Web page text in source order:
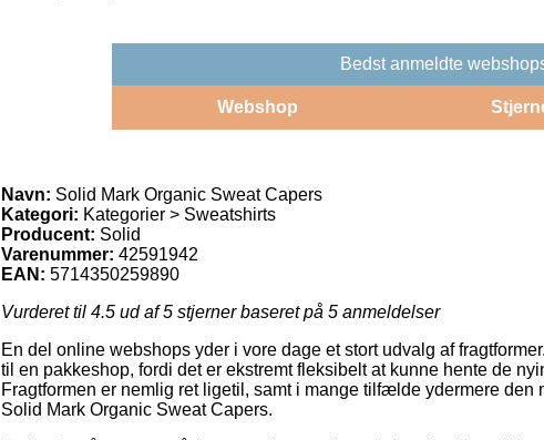
Bedst anmeldte
Webshop
Navn: Solid Mark Organic Sweat Capers
Kategori: Kategorier > Sweatshirts
Producent: Solid
Varenummer: 42591942
EAN: 5714350259890
Vurderet til 4.5 ud af 5 stjerner baseret på 5 anmeldelser
En del online webshops yder i vore dage et stort udvalg af
til en pakkeshop, fordi det er ekstremt fleksibelt at kunne hente de
Fragtformen er nemlig ret ligetil, samt i mange tilfælde ydermere
Solid Mark Organic Sweat Capers.